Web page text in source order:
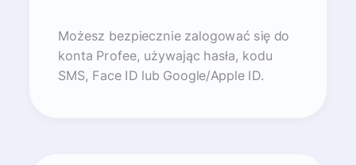
Możesz bezpiecznie zalogować się do
konta Profee, używając hasła, kodu
SMS, Face ID lub Google/Apple ID.